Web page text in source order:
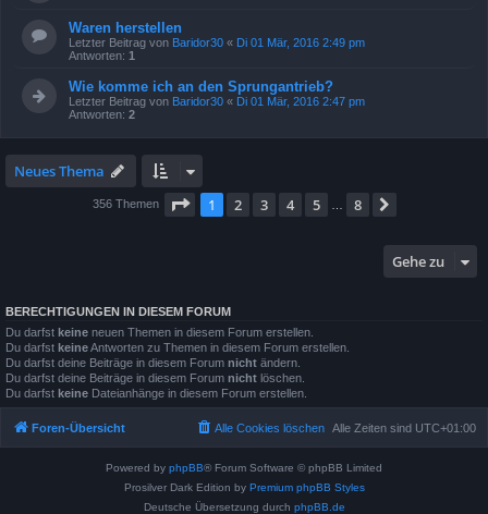
Waren herstellen
Letzter Beitrag von Baridor30 « Di 01 Mär, 2016 2:49 pm
Antworten: 1
Wie komme ich an den Sprungantrieb?
Letzter Beitrag von Baridor30 « Di 01 Mär, 2016 2:47 pm
Antworten: 2
Neues Thema
356 Themen Seite 1von8
1 2 3 4 5 8
Gehe zu
BERECHTIGUNGEN IN DIESEM FORUM
Du darfst keine neuen Themen in diesem Forum erstellen.
Du darfst keineAntworten zu Themen in diesem Forum erstellen.
Du darfst deine Beiträge in diesem Forum nicht ändern.
Du darfst deine Beiträge in diesem Forum nicht löschen.
Du darfst keine Dateianhänge in diesem Forum erstellen.
Foren-Übersicht Alle Zeiten sind UTC+01:00
Alle Cookies löschen
Powered by phpBB® Forum Software © phpBB Limited
Prosilver Dark Edition by Premium phpBB Styles
Deutsche Übersetzung durch phpBB.de